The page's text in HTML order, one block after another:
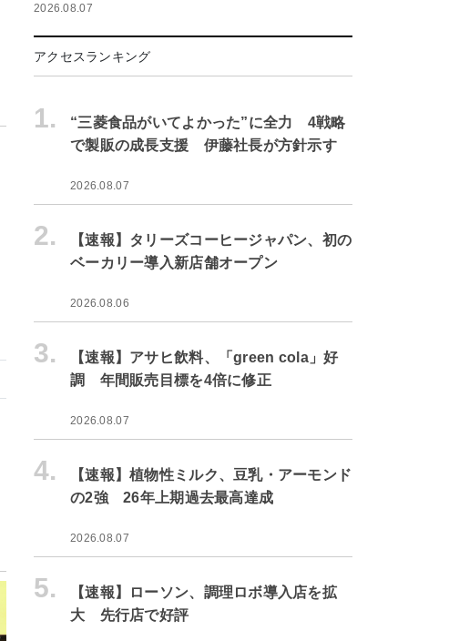
2026.08.07
アクセスランキング
1.
“三菱食品がいてよかった”に全力 4戦略
で製販の成長支援 伊藤社長が方針示す
2026.08.07
2.
【速報】タリーズコーヒージャパン、初の
ベーカリー導入新店舗オープン
2026.08.06
3.
【速報】アサヒ飲料、「green cola」好
調 年間販売目標を4倍に修正
2026.08.07
4.
【速報】植物性ミルク、豆乳・アーモンド
の2強 26年上期過去最高達成
2026.08.07
5.
【速報】ローソン、調理ロボ導入店を拡
大 先行店で好評